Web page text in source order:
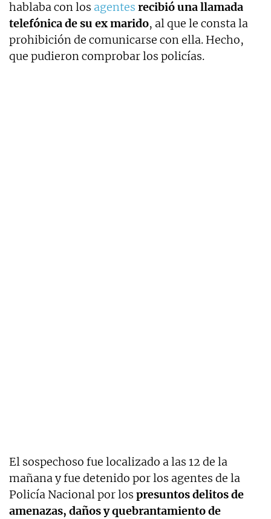
hablaba con los agentes recibió una llamada
telefónica de su ex marido, al que le consta la
prohibición de comunicarse con ella. Hecho,
que pudieron comprobar los policías.
El sospechoso fue localizado a las 12 de la
mañana y fue detenido por los agentes de la
Policía Nacional por los presuntos delitos de
amenazas, daños y quebrantamiento de